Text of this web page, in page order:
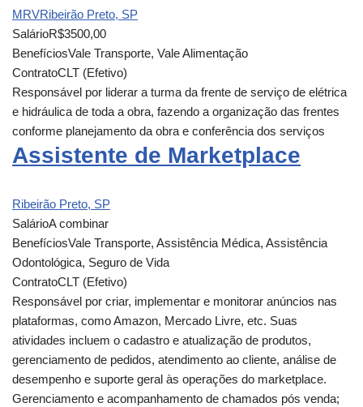
MRVRibeirão Preto, SP
SalárioR$3500,00
BenefíciosVale Transporte, Vale Alimentação
ContratoCLT (Efetivo)
Responsável por liderar a turma da frente de serviço de elétrica
e hidráulica de toda a obra, fazendo a organização das frentes
conforme planejamento da obra e conferência dos serviços
Assistente de Marketplace
Ribeirão Preto, SP
SalárioA combinar
BenefíciosVale Transporte, Assistência Médica, Assistência
Odontológica, Seguro de Vida
ContratoCLT (Efetivo)
Responsável por criar, implementar e monitorar anúncios nas
plataformas, como Amazon, Mercado Livre, etc. Suas
atividades incluem o cadastro e atualização de produtos,
gerenciamento de pedidos, atendimento ao cliente, análise de
desempenho e suporte geral às operações do marketplace.
Gerenciamento e acompanhamento de chamados pós venda;